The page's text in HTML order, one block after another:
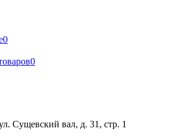
0
0
Сущевский вал, д. 31, стр. 1